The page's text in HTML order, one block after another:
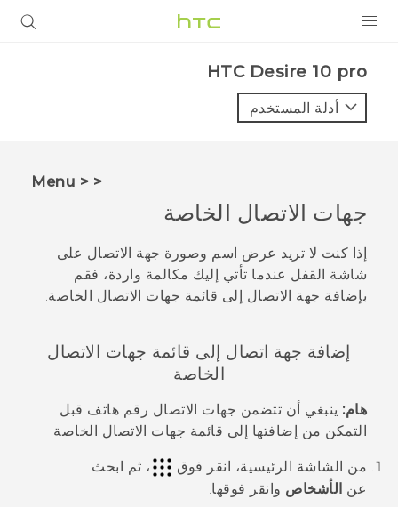
VIVE
VIVERSE
البرامج + التطبيقات
الدعم
HTC Desire 10 pro‎
أدلة المستخدم
< < Menu
جهات الاتصال الخاصة
إذا كنت لا تريد عرض اسم وصورة جهة الاتصال على
شاشة القفل عندما تأتي إليك مكالمة واردة، فقم
بإضافة جهة الاتصال إلى قائمة جهات الاتصال الخاصة.
إضافة جهة اتصال إلى قائمة جهات الاتصال
الخاصة
هام: ينبغي أن تتضمن جهات الاتصال رقم هاتف قبل
التمكن من إضافتها إلى قائمة جهات الاتصال الخاصة.
من الشاشة الرئيسية، انقر فوق
، ثم ابحث
عن الأشخاص وانقر فوقها.